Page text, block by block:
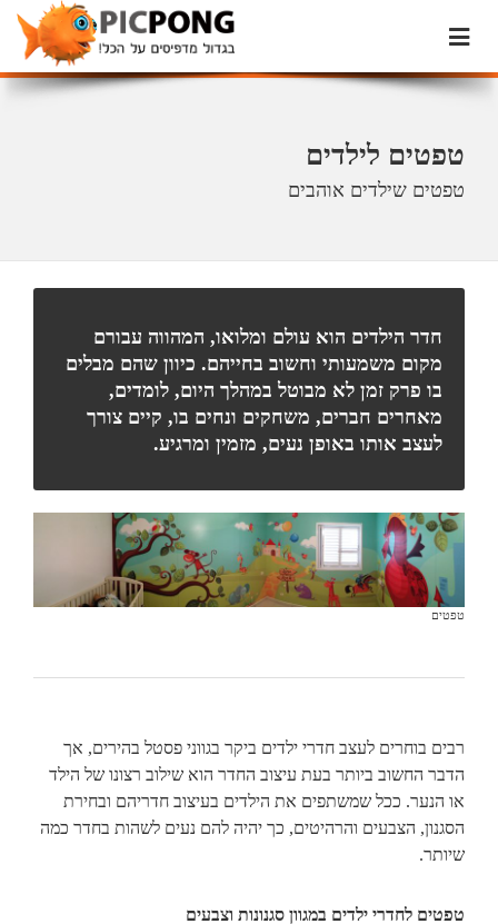
טפטים לילדים
טפטים שילדים אוהבים
חדר הילדים הוא עולם ומלואו, המהווה עבורם
מקום משמעותי וחשוב בחייהם. כיוון שהם מבלים
בו פרק זמן לא מבוטל במהלך היום, לומדים,
מאחרים חברים, משחקים ונחים בו, קיים צורך
לעצב אותו באופן נעים, מזמין ומרגיע.
טפטים
רבים בוחרים לעצב חדרי ילדים ביקר בגווני פסטל בהירים, אך
הדבר החשוב ביותר בעת עיצוב החדר הוא שילוב רצונו של הילד
או הנער. ככל שמשתפים את הילדים בעיצוב חדריהם ובחירת
הסגנון, הצבעים והרהיטים, כך יהיה להם נעים לשהות בחדר כמה
שיותר.
טפטים לחדרי ילדים במגוון סגנונות וצבעים